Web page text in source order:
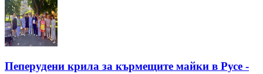
Пеперудени крила за кърмещите майки в Русе -